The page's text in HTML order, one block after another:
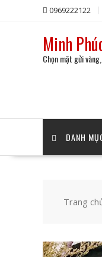
0969222122
Minh
Chọn mặt gửi
DANH
Trang